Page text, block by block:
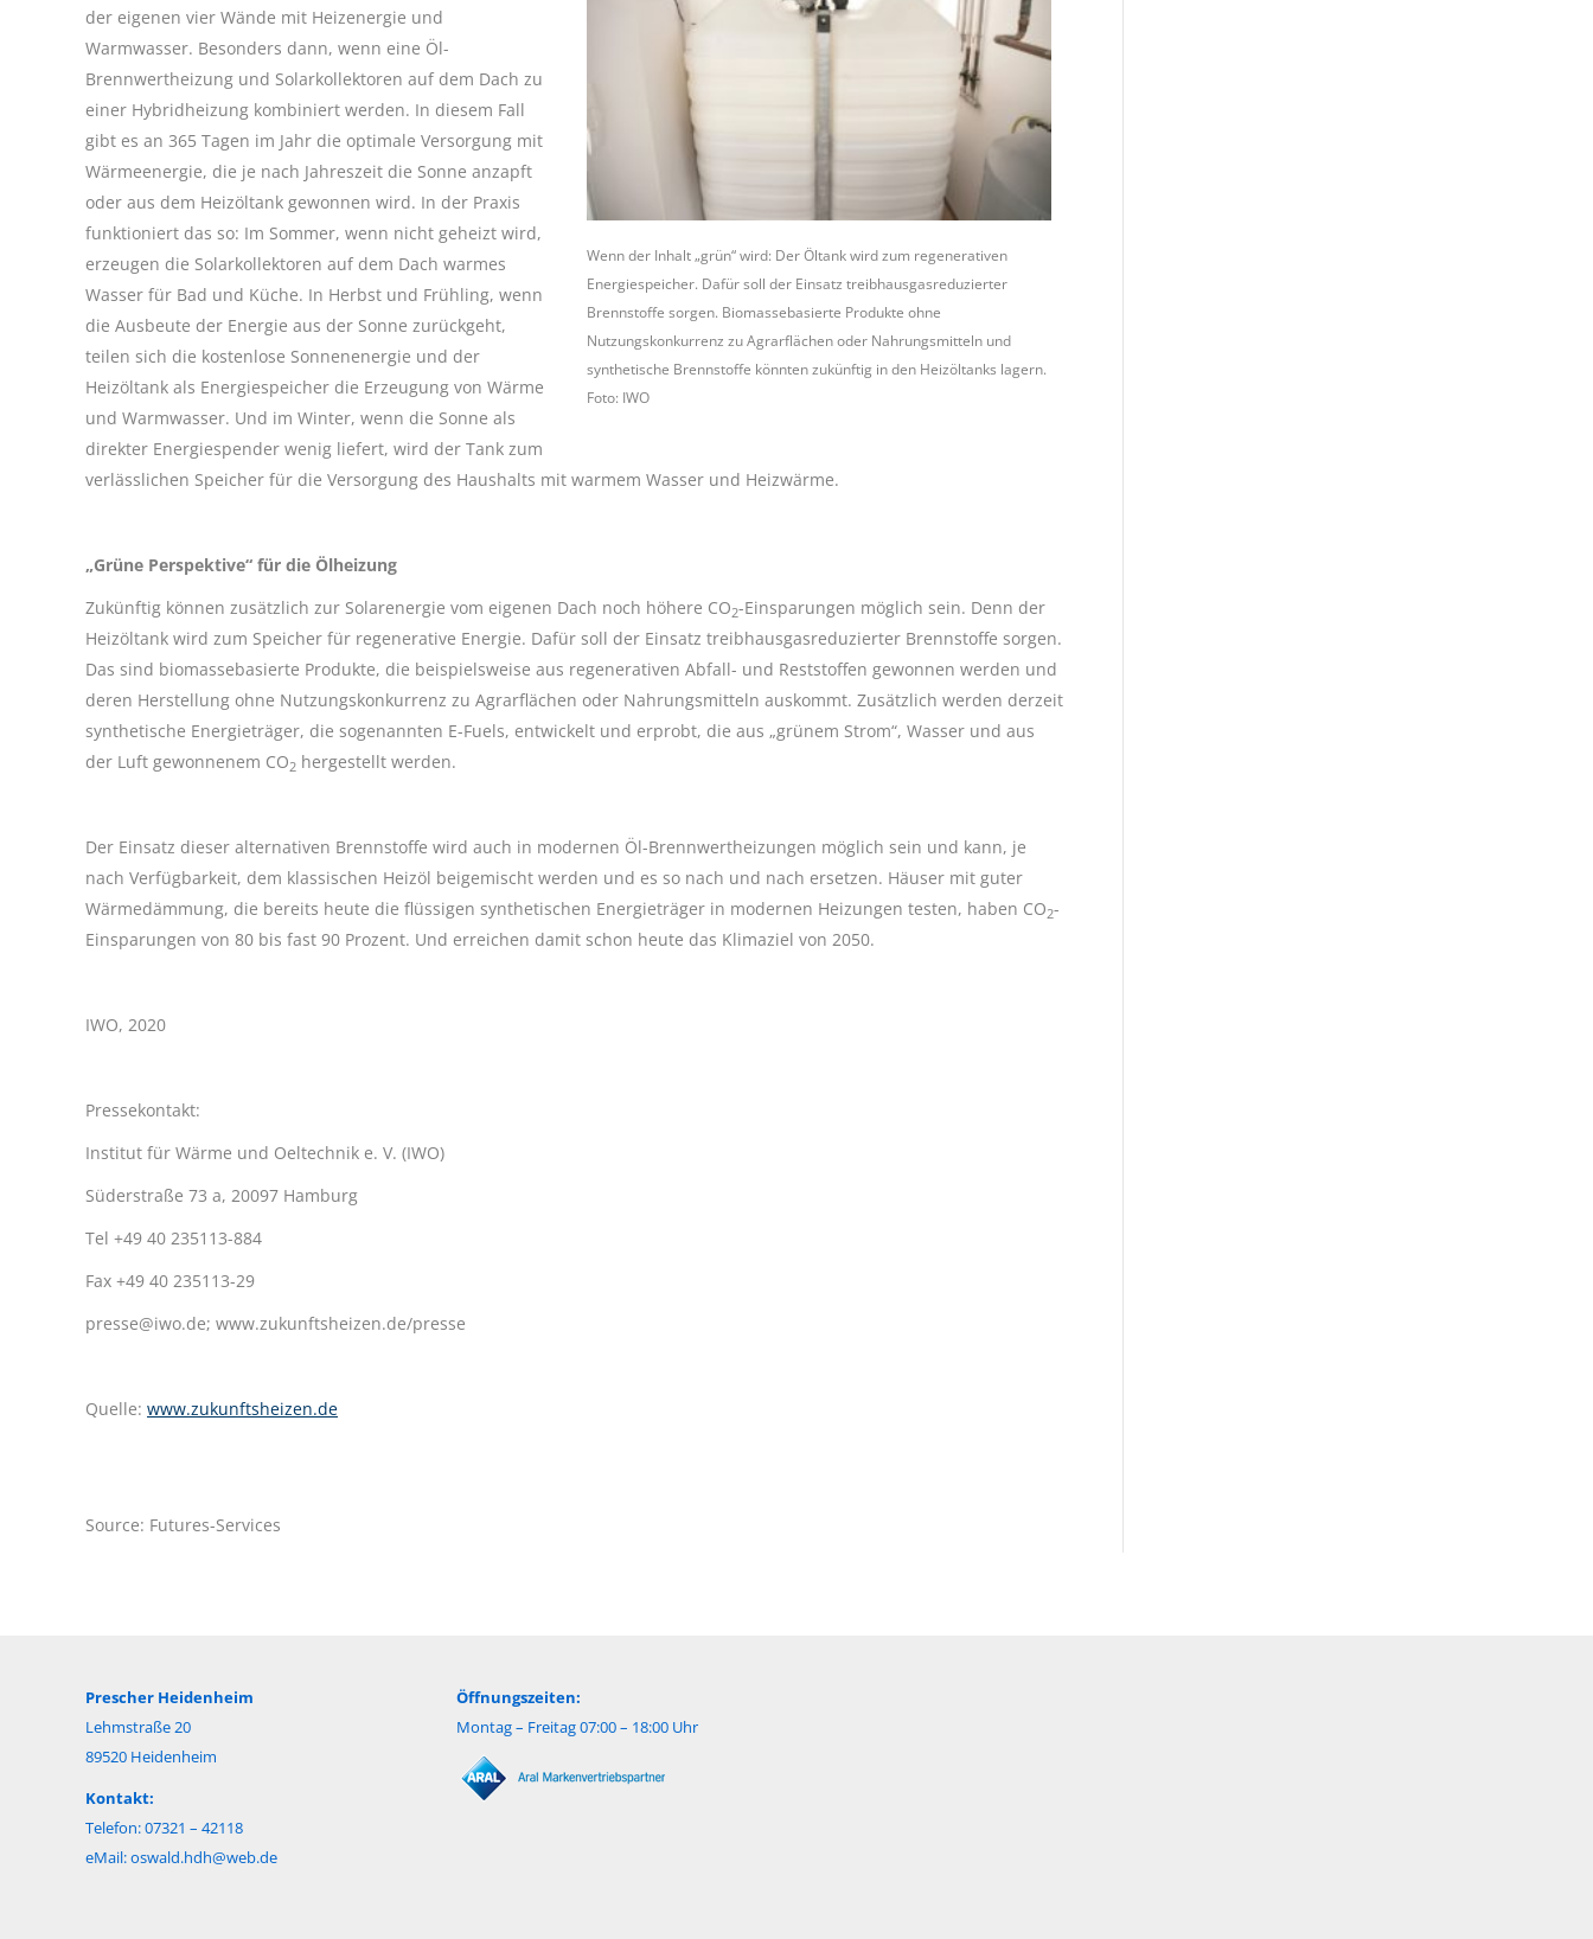
Wenn der Inhalt „grün“ wird: Der Öltank wird zum regenerativen
Energiespeicher. Dafür soll der Einsatz treibhausgasreduzierter
Brennstoffe sorgen. Biomassebasierte Produkte ohne
Nutzungskonkurrenz zu Agrarflächen oder Nahrungsmitteln und
synthetische Brennstoffe könnten zukünftig in den Heizöltanks lagern.
Foto: IWO
der eigenen vier Wände mit Heizenergie und
Warmwasser. Besonders dann, wenn eine Öl-
Brennwertheizung und Solarkollektoren auf dem Dach zu
einer Hybridheizung kombiniert werden. In diesem Fall
gibt es an 365 Tagen im Jahr die optimale Versorgung mit
Wärmeenergie, die je nach Jahreszeit die Sonne anzapft
oder aus dem Heizöltank gewonnen wird. In der Praxis
funktioniert das so: Im Sommer, wenn nicht geheizt wird,
erzeugen die Solarkollektoren auf dem Dach warmes
Wasser für Bad und Küche. In Herbst und Frühling, wenn
die Ausbeute der Energie aus der Sonne zurückgeht,
teilen sich die kostenlose Sonnenenergie und der
Heizöltank als Energiespeicher die Erzeugung von Wärme
und Warmwasser. Und im Winter, wenn die Sonne als
direkter Energiespender wenig liefert, wird der Tank zum
verlässlichen Speicher für die Versorgung des Haushalts mit warmem Wasser und Heizwärme.
„Grüne Perspektive“ für die Ölheizung
Zukünftig können zusätzlich zur Solarenergie vom eigenen Dach noch höhere CO2-Einsparungen möglich sein. Denn der
Heizöltank wird zum Speicher für regenerative Energie. Dafür soll der Einsatz treibhausgasreduzierter Brennstoffe sorgen.
Das sind biomassebasierte Produkte, die beispielsweise aus regenerativen Abfall- und Reststoffen gewonnen werden und
deren Herstellung ohne Nutzungskonkurrenz zu Agrarflächen oder Nahrungsmitteln auskommt. Zusätzlich werden derzeit
synthetische Energieträger, die sogenannten E-Fuels, entwickelt und erprobt, die aus „grünem Strom“, Wasser und aus
der Luft gewonnenem CO2 hergestellt werden.
Der Einsatz dieser alternativen Brennstoffe wird auch in modernen Öl-Brennwertheizungen möglich sein und kann, je
nach Verfügbarkeit, dem klassischen Heizöl beigemischt werden und es so nach und nach ersetzen. Häuser mit guter
Wärmedämmung, die bereits heute die flüssigen synthetischen Energieträger in modernen Heizungen testen, haben CO2-
Einsparungen von 80 bis fast 90 Prozent. Und erreichen damit schon heute das Klimaziel von 2050.
IWO, 2020
Pressekontakt:
Institut für Wärme und Oeltechnik e. V. (IWO)
Süderstraße 73 a, 20097 Hamburg
Tel +49 40 235113-884
Fax +49 40 235113-29
presse@iwo.de; www.zukunftsheizen.de/presse
Quelle: www.zukunftsheizen.de
Source: Futures-Services
Prescher Heidenheim
Lehmstraße 20
89520 Heidenheim
Kontakt:
Telefon: 07321 – 42118
eMail:oswald.hdh@web.de
Öffnungszeiten:
Montag – Freitag 07:00 – 18:00 Uhr